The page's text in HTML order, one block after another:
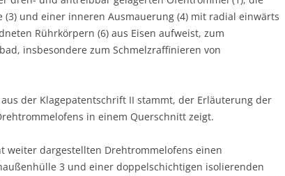
und einer inneren Ausmauerung (4) mit radial einwärts
Rührkörpern (6) aus Eisen aufweist, zum
insbesondere zum Schmelzraffinieren von
der Klagepatentschrift II stammt, der Erläuterung der
in einem Querschnitt zeigt.
weiter dargestellten Drehtrommelofens einen
3 und einer doppelschichtigen isolierenden